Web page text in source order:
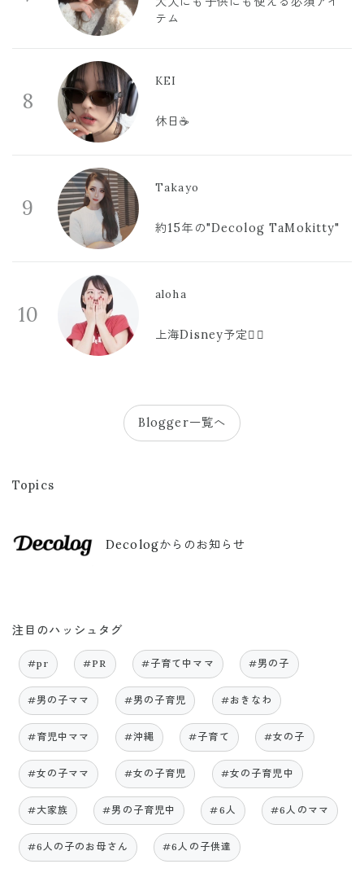
テム
8
KEI
休日☕️
9
Takayo
約15年の"Decolog TaMokitty"
10
aloha
上海Disney予定🫪🩷
Blogger一覧へ
Topics
Decologからのお知らせ
注目のハッシュタグ
#pr #PR #子育て中ママ #男の子
#男の子ママ #男の子育児 #おきなわ
#育児中ママ #沖縄 #子育て #女の子
#女の子ママ #女の子育児 #女の子育児中
#大家族 #男の子育児中 #6人 #6人のママ
#6人の子のお母さん #6人の子供達